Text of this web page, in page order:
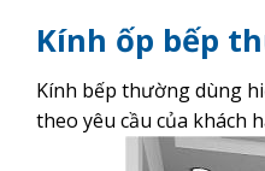
Kính ốp bếp
Kính bếp thường dùng
theo yêu cầu của khách